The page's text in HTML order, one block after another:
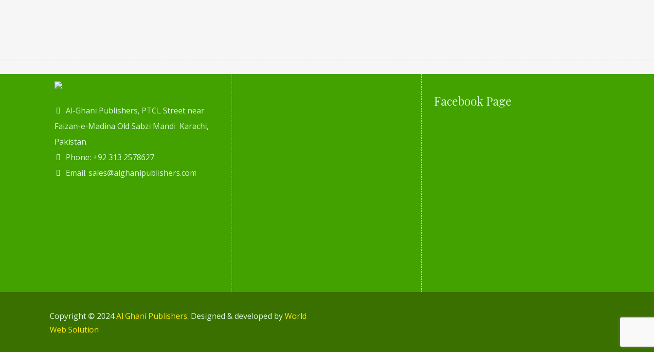
Al-Ghani Publishers, PTCL Street near
Faizan-e-Madina Old Sabzi Mandi Karachi,
Pakistan.
Phone: +92 313 2578627
Email: sales@alghanipublishers.com
Facebook Page
Copyright © 2024Al Ghani Publishers. Designed & developed byWorld
Web Solution